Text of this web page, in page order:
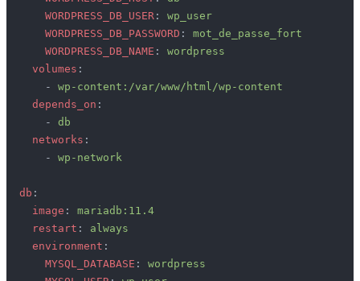
      WORDPRESS_DB_USER
: wp_user
      WORDPRESS_DB_PASSWORD
: mot_de_passe_fort
      WORDPRESS_DB_NAME
: wordpress
    volumes
:
      -
wp-content:/var/www/html/wp-content
    depends_on
:
      -
db
    networks
:
      -
wp-network
  db
:
    image
: mariadb:11.4
    restart
: always
    environment
:
      MYSQL_DATABASE
: wordpress